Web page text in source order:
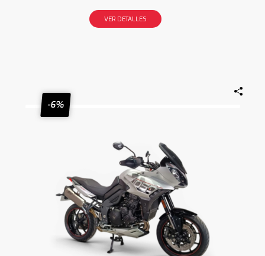
VER DETALLES
-6%